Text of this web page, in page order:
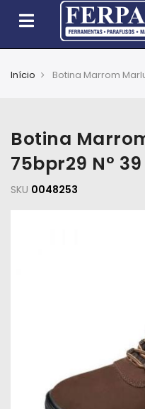
e
Jardim
EPIs
Materiais
Início Botina Marrom
Botina
75bpr29 N° 39
SKU 0048253